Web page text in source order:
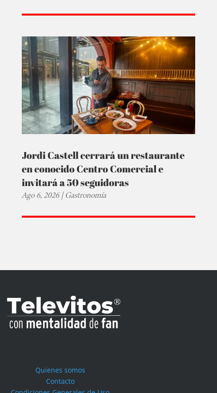
Jordi Castell cerrará un restaurante
en conocido Centro Comercial e
invitará a 50 seguidoras
Ago 6, 2026|Gastronomía
Quienes somos
Contacto